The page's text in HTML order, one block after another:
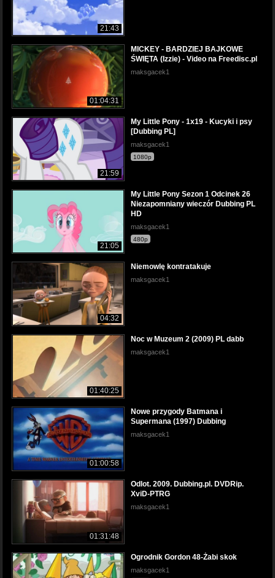
21:43
01:04:31
MICKEY - BARDZIEJ BAJKOWE
ŚWIĘTA (Izzie) - Video na Freedisc.pl
maksgacek1
21:59
My Little Pony - 1x19 - Kucyki i psy
[Dubbing PL]
maksgacek1
1080p
21:05
My Little Pony Sezon 1 Odcinek 26
Niezapomniany wieczór Dubbing PL
HD
maksgacek1
480p
04:32
Niemowlę kontratakuje
maksgacek1
01:40:25
Noc w Muzeum 2 (2009) PL dabb
maksgacek1
01:00:58
Nowe przygody Batmana i
Supermana (1997) Dubbing
maksgacek1
01:31:48
Odlot. 2009. Dubbing.pl. DVDRip.
XviD-PTRG
maksgacek1
Ogrodnik Gordon 48-Żabi skok
maksgacek1